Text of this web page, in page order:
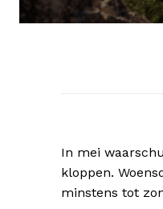
In mei
kloppen.
minstens tot